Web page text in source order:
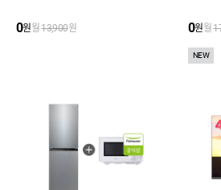
0원월13,900원 0원월
NEW